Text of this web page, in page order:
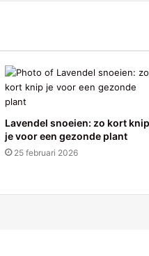
Lavendel snoeien: zo kort knip
je voor een gezonde plant
25 februari 2026